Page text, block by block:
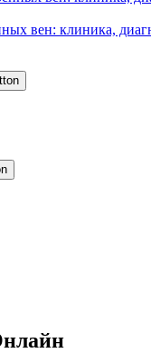
вен: клиника,